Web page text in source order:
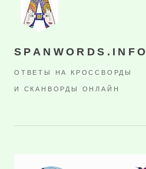
SPANWORDS.INFO
ОТВЕТЫ НА КРОССВОРДЫ
И СКАНВОРДЫ ОНЛАЙН